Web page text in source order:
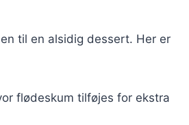
til en alsidig dessert. Her er
flødeskum tilføjes for ekstra